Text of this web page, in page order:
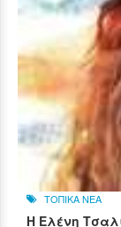
ΤΟΠΙΚΑ ΝΕΑ
Η Ελένη